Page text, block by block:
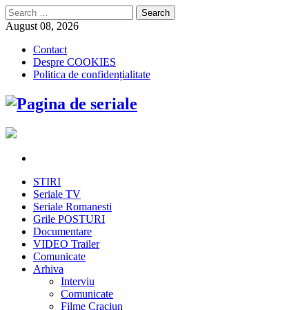
Search
for:
August 08, 2026
Contact
Despre COOKIES
Politica de confidențialitate
STIRI
Seriale TV
Seriale Romanesti
Grile POSTURI
Documentare
VIDEO Trailer
Comunicate
Arhiva
Interviu
Comunicate
Filme Craciun